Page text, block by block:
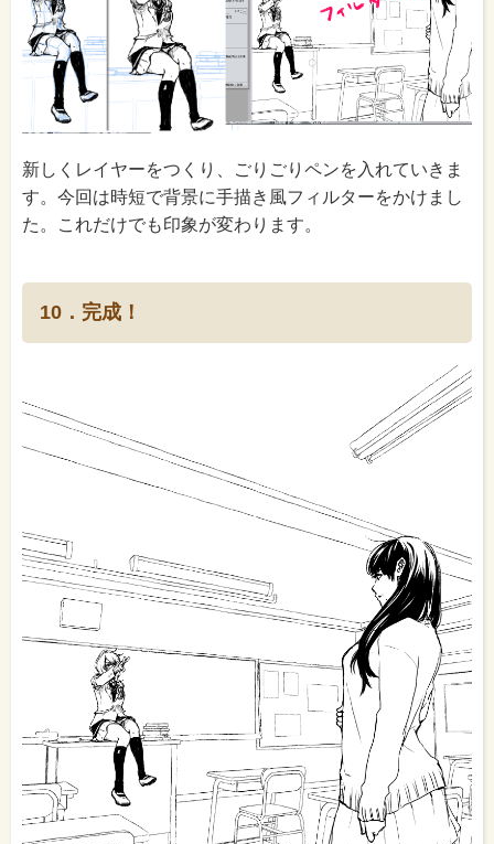
新しくレイヤーをつくり、ごりごりペンを入れていきま
す。今回は時短で背景に手描き風フィルターをかけまし
た。これだけでも印象が変わります。
10．完成！